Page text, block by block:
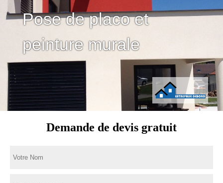
Pose de placo et
peinture murale
Demande de devis gratuit